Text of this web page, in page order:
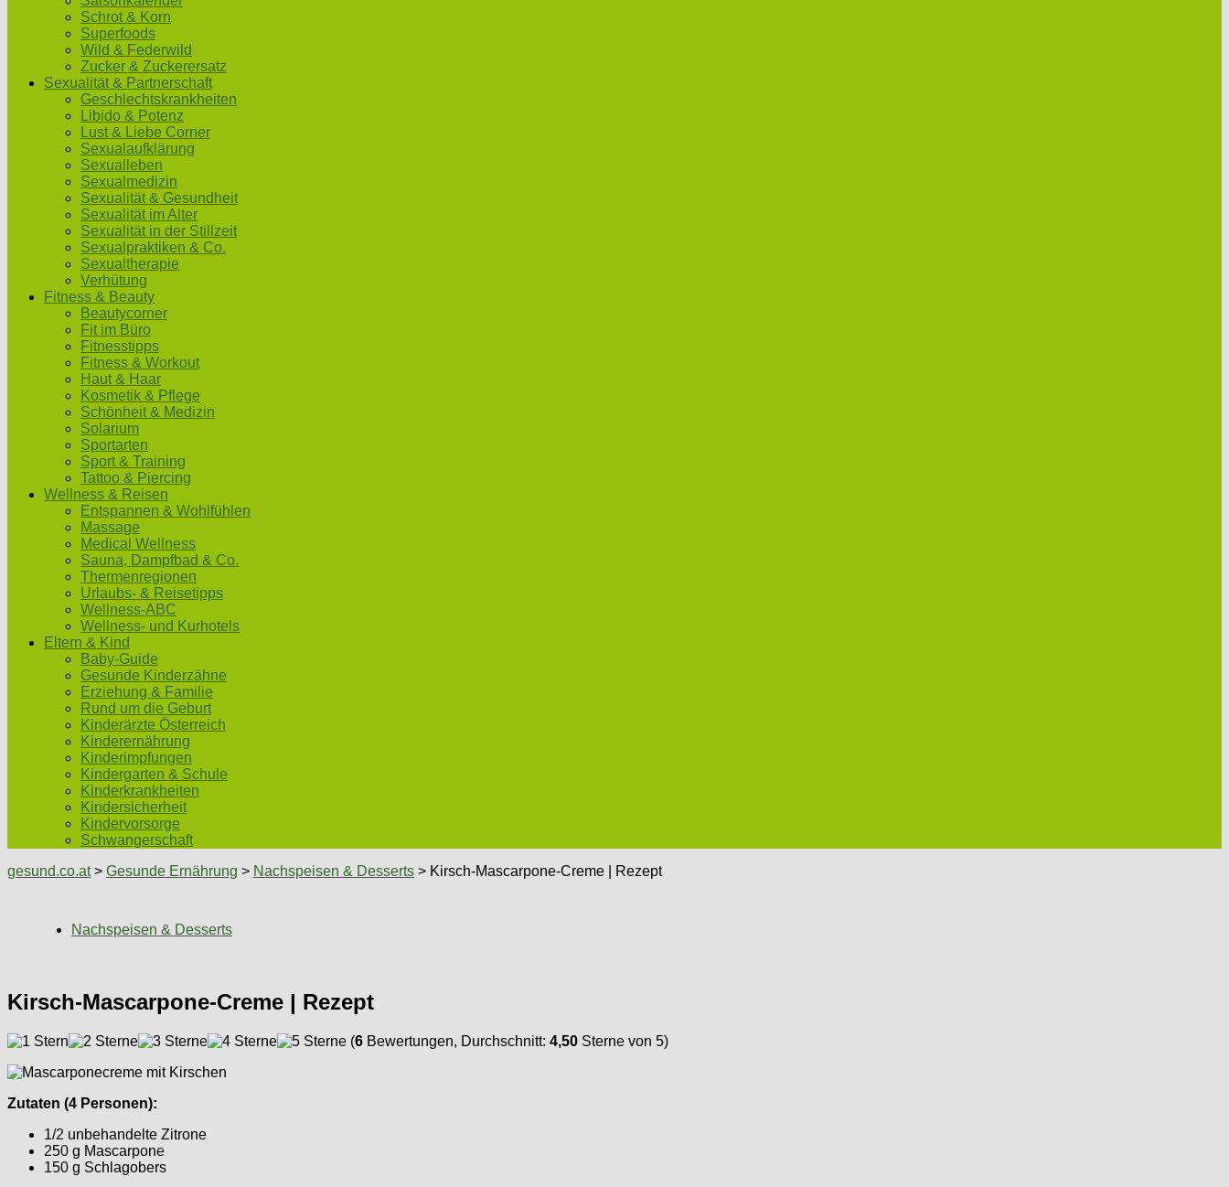
Schrot & Korn
Superfoods
Wild & Federwild
Zucker & Zuckerersatz
Sexualität & Partnerschaft
Geschlechtskrankheiten
Libido & Potenz
Lust & Liebe Corner
Sexualaufklärung
Sexualleben
Sexualmedizin
Sexualität & Gesundheit
Sexualität im Alter
Sexualität in der Stillzeit
Sexualpraktiken & Co.
Sexualtherapie
Verhütung
Fitness & Beauty
Beautycorner
Fit im Büro
Fitnesstipps
Fitness & Workout
Haut & Haar
Kosmetik & Pflege
Schönheit & Medizin
Solarium
Sportarten
Sport & Training
Tattoo & Piercing
Wellness & Reisen
Entspannen & Wohlfühlen
Massage
Medical Wellness
Sauna, Dampfbad & Co.
Thermenregionen
Urlaubs- & Reisetipps
Wellness-ABC
Wellness- und Kurhotels
Eltern & Kind
Baby-Guide
Gesunde Kinderzähne
Erziehung & Familie
Rund um die Geburt
Kinderärzte Österreich
Kinderernährung
Kinderimpfungen
Kindergarten & Schule
Kinderkrankheiten
Kindersicherheit
Kindervorsorge
Schwangerschaft
gesund.co.at> Gesunde Ernährung > Nachspeisen & Desserts > Kirsch-Mascarpone-Creme | Rezept
Nachspeisen & Desserts
Kirsch-Mascarpone-Creme | Rezept
(6 Bewertungen, Durchschnitt: 4,50 Sterne von 5)
Zutaten (4 Personen):
1/2 unbehandelte Zitrone
250 g Mascarpone
150 g Schlagobers